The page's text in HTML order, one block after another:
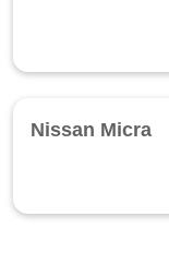
Nissan Micra